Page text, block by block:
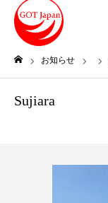
お知らせ
Sujiara